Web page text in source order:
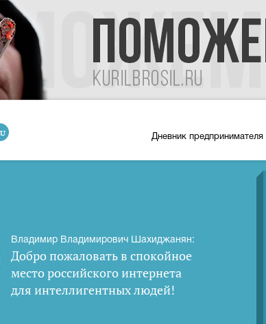
Дневник предпринимателя
Владимир Владимирович Шахиджанян:
Добро пожаловать в спокойное
место российского интернета
для интеллигентных людей!